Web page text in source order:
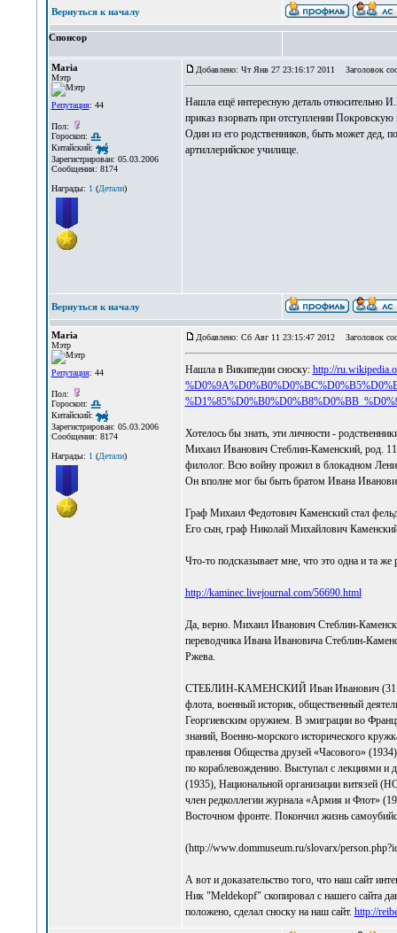
Вернуться к началу
Спонсор
Maria
Мэтр
Репутация: 44
Пол:
Гороскоп:
Китайский:
Зарегистрирован: 05.03.2006
Сообщения: 8174
Награды: 1(Детали)
Добавлено: Чт Янв 27 23:16:17 2011 Заголовок
Нашла ещё интересную деталь относительно
приказ взорвать при отступлении
Один из его родственников, быть может дед,
артиллерийское училище.
Вернуться к началу
Maria
Мэтр
Репутация: 44
Пол:
Гороскоп:
Китайский:
Зарегистрирован: 05.03.2006
Сообщения: 8174
Награды: 1(Детали)
Добавлено: Сб Авг 11 23:15:47 2012 Заголовок
Нашла в Википедии сноску: http://
Хотелось бы знать, эти личности -
Михаил Иванович Стеблин-Каменский, род.
филолог. Всю войну прожил в блокадном
Он вполне мог бы быть братом Ивана
Граф Михаил Федотович Каменский стал
Его сын, граф Николай Михайлович
Что-то подсказывает мне, что это одна и та же
http://kaminec.livejournal.com/56690.html
Да, верно. Михаил Иванович Стеблин-
переводчика Ивана Ивановича Стеблин-
Ржева.
СТЕБЛИН-КАМЕНСКИЙ Иван Иванович (31
флота, военный историк, общественный
Георгиевским оружием. В эмиграции во
знаний, Военно-морского исторического
правления Общества друзей «Часового»
по кораблевождению. Выступал с лекциями и
(1935), Национальной организации витязей
член редколлегии журнала «Армия и Флот»
Восточном фронте. Покончил жизнь
(http://www.dommuseum.ru/slovarx/
А вот и доказательство того, что наш сайт
Ник "Meldekopf" скопировал с нашего сайта
положено, сделал сноску на наш сайт. http://